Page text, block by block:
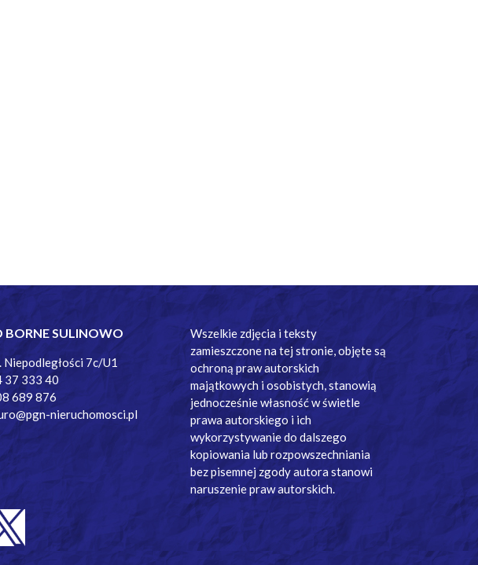
BORNE SULINOWO
Niepodległości 7c/U1
37 333 40
689 876
nieruchomosci.pl
Wszelkie zdjęcia i teksty
zamieszczone na tej stronie, objęte są
ochroną praw autorskich
majątkowych i osobistych, stanowią
jednocześnie własność w świetle
prawa autorskiego i ich
wykorzystywanie do dalszego
kopiowania lub rozpowszechniania
bez pisemnej zgody autora stanowi
naruszenie praw autorskich.